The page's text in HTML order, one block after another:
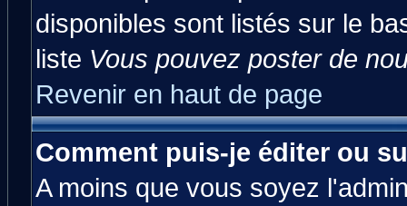
disponibles sont listés sur le
liste Vous pouvez poster de
Revenir en haut de page
Comment puis-je éditer ou
A moins que vous soyez